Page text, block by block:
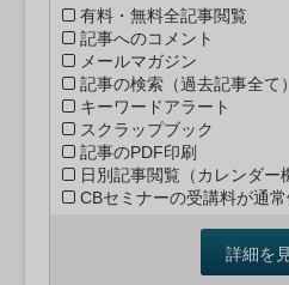
有料・無料全記事閲覧
記事へのコメント
メールマガジン
記事の検索（過去記事全て）
キーワードアラート
スクラップブック
記事のPDF印刷
日別記事閲覧（カレンダー
CBセミナーの受講料が通
詳細を